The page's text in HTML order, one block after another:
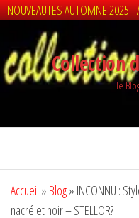
NOUVEAUTES AUTOMNE 2025 -
contenu
Collection
le
Accueil » Blog» INCONNU :
nacré et noir – STELLOR?